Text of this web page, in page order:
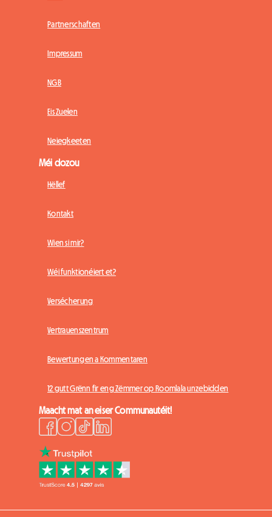
Partnerschaften
Impressum
NGB
Eis Zuelen
Neiegkeeten
Méi dozou
Hëllef
Kontakt
Wien si mir?
Wéi funktionéiert et?
Versécherung
Vertrauenszentrum
Bewertungen a Kommentaren
12 gutt Grënn fir eng Zëmmer op Roomlala unzebidden
Maacht mat an eiser Communautéit!